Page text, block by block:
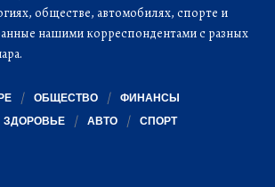
обществе, автомобилях, спорте и
нашими корреспондентами с разных
ОБЩЕСТВО
ФИНАНСЫ
ЗДОРОВЬЕ АВТО СПОРТ